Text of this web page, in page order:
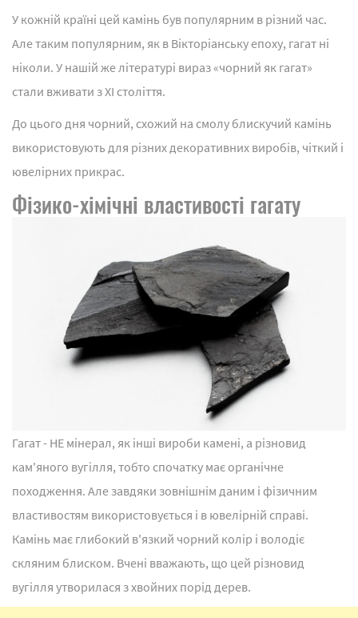
У кожній країні цей камінь був популярним в різний час.
Але таким популярним, як в Вікторіанську епоху, гагат ні
ніколи. У нашій же літературі вираз «чорний як гагат»
стали вживати з XI століття.
До цього дня чорний, схожий на смолу блискучий камінь
використовують для різних декоративних виробів, чіткий і
ювелірних прикрас.
Фізико-хімічні властивості гагату
Гагат - НЕ мінерал, як інші вироби камені, а різновид
кам'яного вугілля, тобто спочатку має органічне
походження. Але завдяки зовнішнім даним і фізичним
властивостям використовується і в ювелірній справі.
Камінь має глибокий в'язкий чорний колір і володіє
скляним блиском. Вчені вважають, що цей різновид
вугілля утворилася з хвойних порід дерев.